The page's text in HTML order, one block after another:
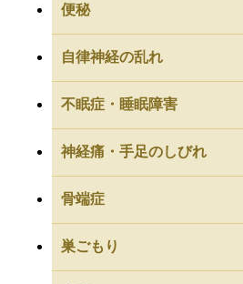
便秘
自律神経の乱れ
不眠症・睡眠障害
神経痛・手足のしびれ
骨端症
巣ごもり